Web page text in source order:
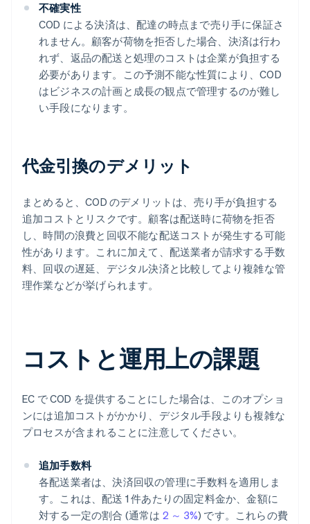
不確実性
COD による決済は、配達の時点まで売り手に保証さ
れません。顧客が荷物を拒否した場合、決済は行わ
れず、返品の配送と処理のコストは企業が負担する
必要があります。この予測不能な性質により、COD
はビジネスの計画と成長の観点で管理するのが難し
い手段になります。
代金引換のデメリット
まとめると、COD のデメリットは、売り手が負担する
追加コストとリスクです。顧客は配送時に荷物を拒否
し、時間の浪費と回収不能な配送コストが発生する可能
性があります。これに加えて、配送業者が請求する手数
料、回収の遅延、デジタル決済と比較してより複雑な管
理作業などが挙げられます。
コストと運用上の課題
EC で COD を提供することにした場合は、このオプショ
ンには追加コストがかかり、デジタル手段よりも複雑な
プロセスが含まれることに注意してください。
追加手数料
各配送業者は、決済回収の管理に手数料を適用しま
す。これは、配送 1 件あたりの固定料金か、金額に
対する一定の割合 (通常は 2 ～ 3%) です。これらの費